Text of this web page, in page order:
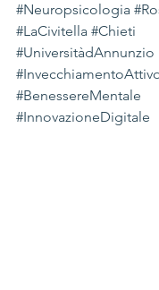
#Neuropsicologia
#LaCivitella #Chieti
#UniversitàdAnnunzio
#BenessereMentale
#InnovazioneDigitale